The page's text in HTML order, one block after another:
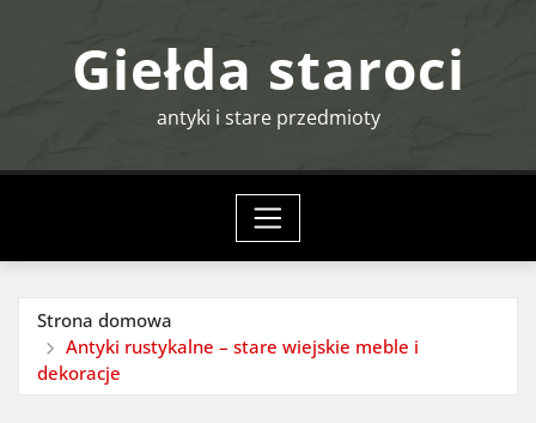
Giełda staroci
antyki i stare przedmioty
Strona domowa
Antyki rustykalne – stare wiejskie meble i
dekoracje